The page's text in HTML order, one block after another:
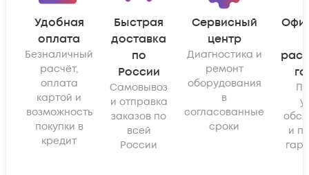
Удобная
оплата
Безналичный
расчёт,
оплата
картой и
возможность
покупки в
кредит
Быстрая
доставка
по
России
Самовывоз
и отправка
заказов по
всей
России
Сервисный
центр
Диагностика и
ремонт
оборудования
в
согласованные
сроки
и